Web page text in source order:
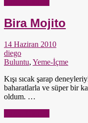
Bira Mojito
14 Haziran 2010
diego
Buluntu, Yeme-İçme
Kışı sıcak şarap
baharatlarla ve süper bir
oldum. …